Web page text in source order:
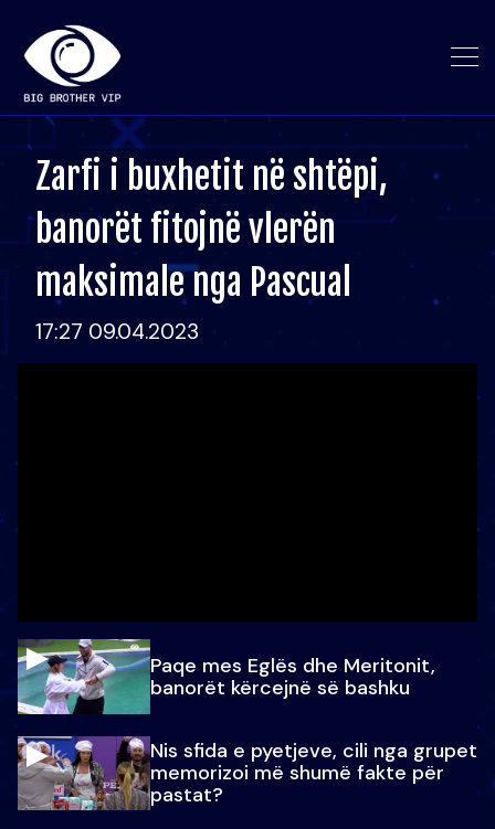
Zarfi i buxhetit në shtëpi,
banorët fitojnë vlerën
maksimale nga Pascual
17:27 09.04.2023
Paqe mes Eglës dhe Meritonit,
banorët kërcejnë së bashku
Nis sfida e pyetjeve, cili nga grupet
memorizoi më shumë fakte për
pastat?